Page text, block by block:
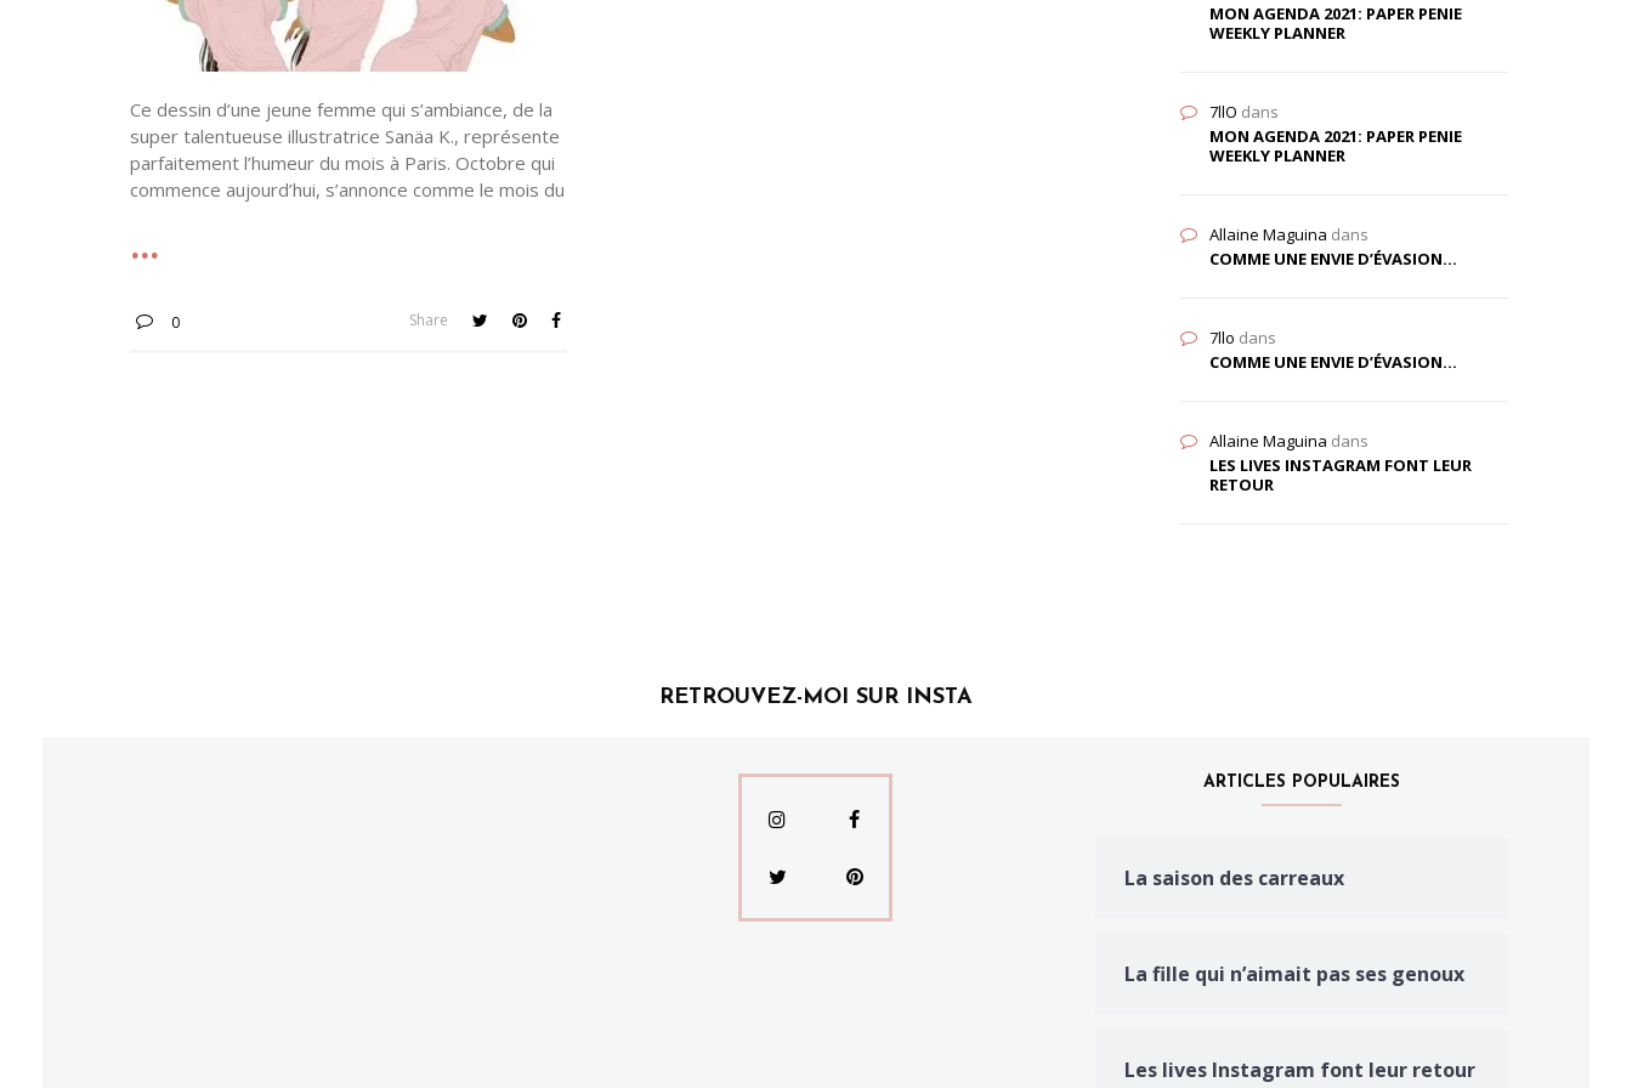
Ce dessin d’une jeune femme qui s’ambiance, de la
super talentueuse illustratrice Sanäa K., représente
parfaitement l’humeur du mois à Paris. Octobre qui
commence aujourd’hui, s’annonce comme le mois du
0 Share
MON AGENDA 2021: PAPER PENIE
WEEKLY PLANNER
7llO dans
MON AGENDA 2021: PAPER PENIE
WEEKLY PLANNER
Allaine Maguina dans
COMME UNE ENVIE D’ÉVASION…
7llo dans
COMME UNE ENVIE D’ÉVASION…
Allaine Maguina dans
LES LIVES INSTAGRAM FONT LEUR
RETOUR
RETROUVEZ-MOI SUR INSTA
ARTICLES POPULAIRES
La saison des carreaux
La fille qui n’aimait pas ses genoux
Les lives Instagram font leur retour